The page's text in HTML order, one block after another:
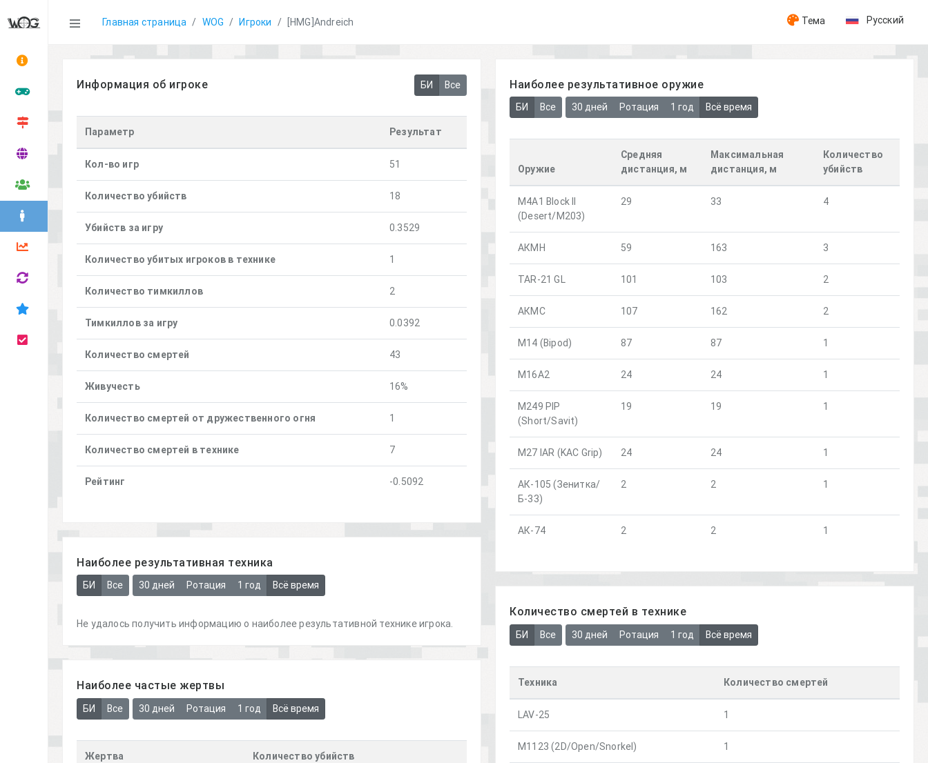
StatisticsГлавная страница WOG Игроки [HMG]Andreich Тема Русский
Информация об игроке БИ Все
Параметр Результат
Кол-во игр 51
Количество убийств 18
Убийств за игру 0.3529
Количество убитых игроков в технике 1
Количество тимкиллов 2
Тимкиллов за игру 0.0392
Количество смертей 43
Живучесть 16%
Количество смертей от дружественного огня 1
Количество смертей в технике 7
Рейтинг -0.5092
Наиболее результативное оружие
БИ Все 30 дней Ротация 1 год Всё время
Оружие
Средняя
дистанция, м
Максимальная
дистанция, м
Количество
убийств
M4A1 Block II
(Desert/M203)
29 33 4
АКМН 59 163 3
TAR-21 GL 101 103 2
АКМС 107 162 2
M14 (Bipod) 87 87 1
M16A2 24 24 1
M249 PIP
(Short/Savit)
19 19 1
M27 IAR (KAC Grip) 24 24 1
АК-105 (Зенитка/
Б-33)
2 2 1
АК-74 2 2 1
Наиболее результативная техника
БИ Все 30 дней Ротация 1 год Всё время
Не удалось получить информацию о наиболее результативной технике игрока.
Количество смертей в технике
БИ Все 30 дней Ротация 1 год Всё время
Техника Количество смертей
LAV-25 1
M1123 (2D/Open/Snorkel) 1
Наиболее частые жертвы
БИ Все 30 дней Ротация 1 год Всё время
Жертва Количество убийств